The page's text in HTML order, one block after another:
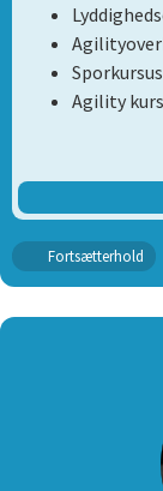
Agility
Instruktør
Instruktør
Instruktør
Zenta B-
Fortsætterhold